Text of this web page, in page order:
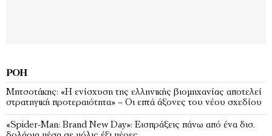
ΡΟΉ
Μητσοτάκης: «Η ενίσχυση της ελληνικής βιομηχανίας αποτελεί
στρατηγική προτεραιότητα» – Οι επτά άξονες του νέου σχεδίου
«Spider-Man: Brand New Day»: Εισπράξεις πάνω από ένα δισ.